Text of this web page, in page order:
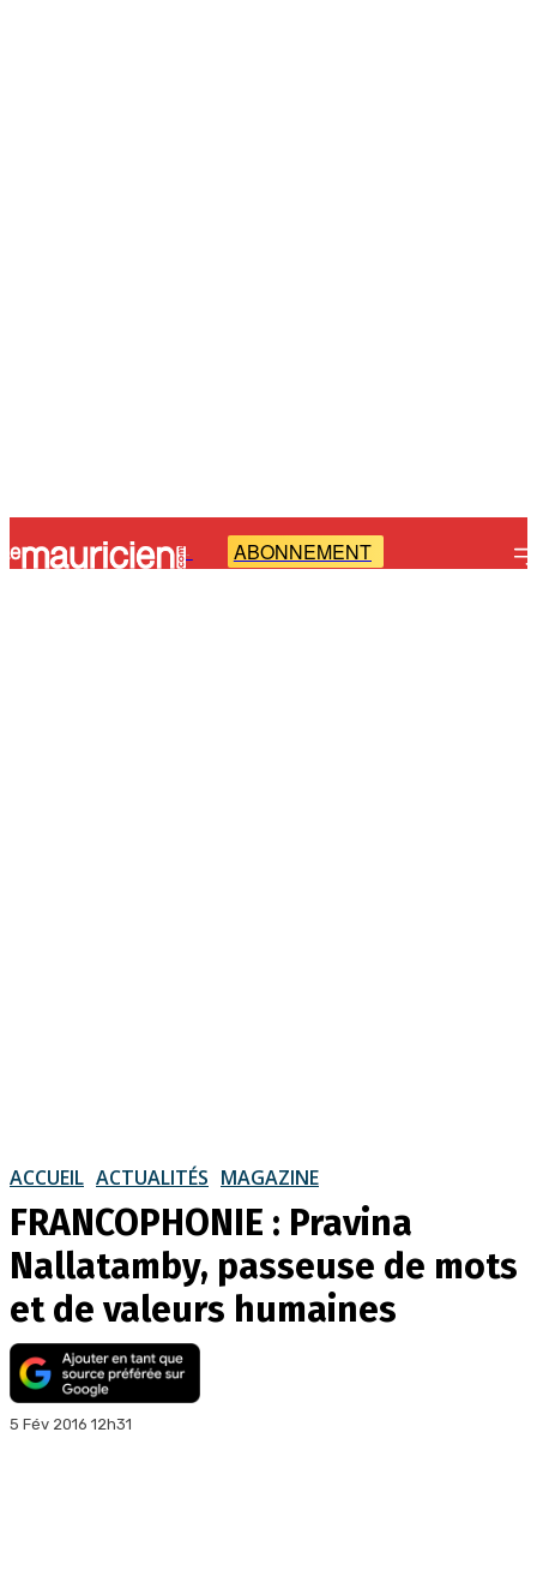
- ABONNEMENT
ACCUEIL ACTUALITÉS MAGAZINE
FRANCOPHONIE : Pravina
Nallatamby, passeuse de mots
et de valeurs humaines
5 Fév 2016 12h31